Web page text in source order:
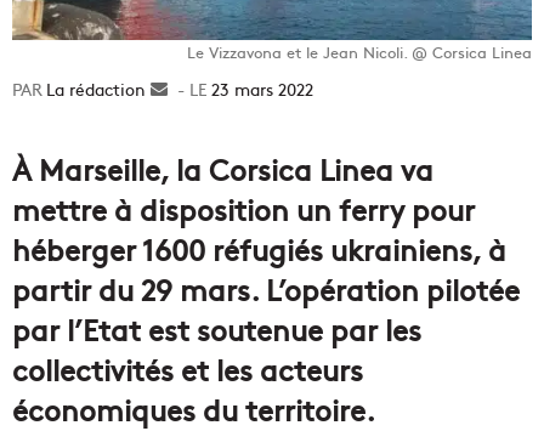
Le Vizzavona et le Jean Nicoli. @ Corsica Linea
La rédaction
Envoyer23 mars 2022
À Marseille, la Corsica Linea va
mettre à disposition un ferry pour
héberger 1600 réfugiés ukrainiens, à
partir du 29 mars. L’opération pilotée
par l’Etat est soutenue par les
collectivités et les acteurs
économiques du territoire.